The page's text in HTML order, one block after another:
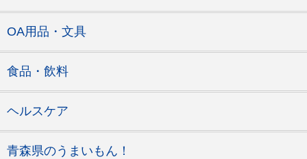
OA用品・文具
食品・飲料
ヘルスケア
青森県のうまいもん！